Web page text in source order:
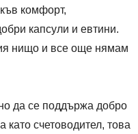
комфорт,
капсули и евтини.
нищо и все още нямам
да се поддържа добро
счетоводител, това